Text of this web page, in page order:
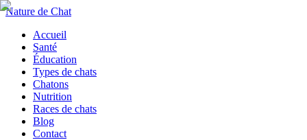
Nature de Chat
Accueil
Santé
Éducation
Types de chats
Chatons
Nutrition
Races de chats
Blog
Contact